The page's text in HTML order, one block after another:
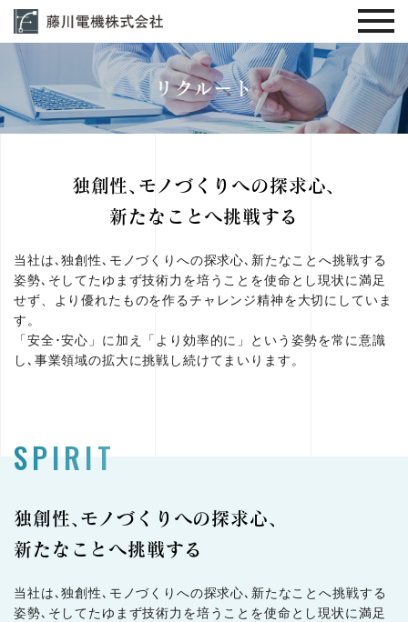
リクルート
独創性､モノづくりへの探求心､
新たなことへ挑戦する
当社は､独創性､モノづくりへの探求心､新たなことへ挑戦する
姿勢､ そしてたゆまず技術力を培うことを使命とし現状に満足
せず、より優れたものを作るチャレンジ精神を大切にしていま
す。
「安全･安心」に加え「より効率的に」という姿勢を常に意識
し､事業領域の拡大に挑戦し続けてまいります。
SPIRIT
独創性､モノづくりへの探求心､
新たなことへ挑戦する
当社は､独創性､モノづくりへの探求心､新たなことへ挑戦する
姿勢､そしてたゆまず技術力を培うことを使命とし現状に満足